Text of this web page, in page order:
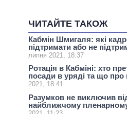
ЧИТАЙТЕ ТАКОЖ
Кабмін Шмигаля: які
підтримати або не
липня 2021, 18:37
Ротація в Кабміні: хто
посади в уряді та що про
2021, 18:41
Разумков не виключив
найближчому